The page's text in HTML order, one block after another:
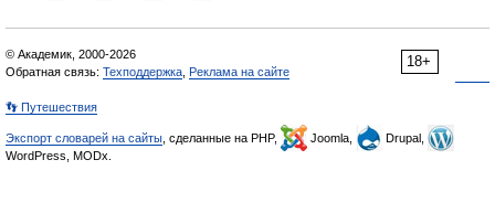
18+
© Академик, 2000-2026
Обратная связь: Техподдержка Реклама на сайте
👣 Путешествия
Экспорт словарей на сайты , сделанные на PHP, Joomla,
Drupal,
WordPress, MODx.